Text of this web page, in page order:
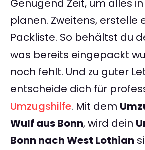
Genügend Zeit, um alles in
planen. Zweitens, erstelle
Packliste. So behältst du
was bereits eingepackt
noch fehlt. Und zu guter
entscheide dich für
Umzugshilfe. Mit dem
Wulf aus Bonn, wird dein
Bonn nach West Lothian